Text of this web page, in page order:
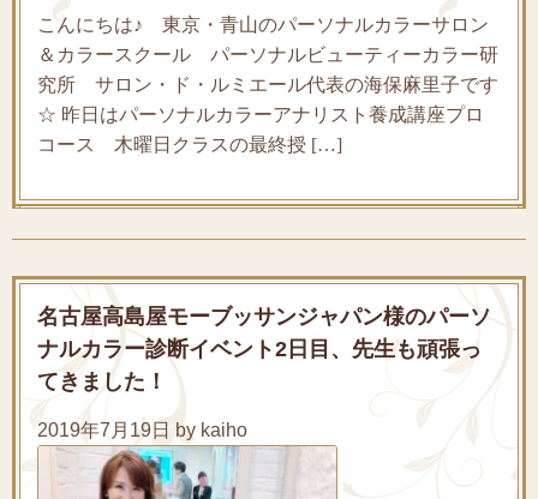
こんにちは♪ 東京・青山のパーソナルカラーサロン
＆カラースクール パーソナルビューティーカラー研
究所 サロン・ド・ルミエール代表の海保麻里子です
☆ 昨日はパーソナルカラーアナリスト養成講座プロ
コース 木曜日クラスの最終授 […]
名古屋高島屋モーブッサンジャパン様のパーソ
ナルカラー診断イベント2日目、先生も頑張っ
てきました！
2019年7月19日 by kaiho